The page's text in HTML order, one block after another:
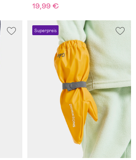
19,99 €
Superpreis